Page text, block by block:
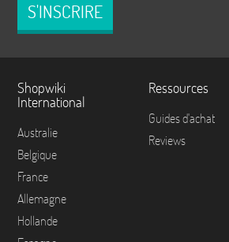
S'INSCRIRE
Shopwiki
International
Australie
Belgique
France
Allemagne
Hollande
Ressources
Guides d'achat
Reviews